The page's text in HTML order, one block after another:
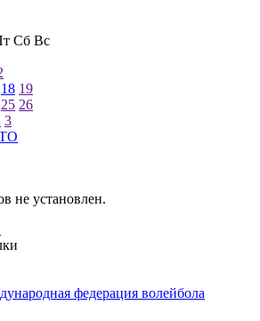
Сб Вс
18 19
25 26
3
не установлен.
федерация волейбола